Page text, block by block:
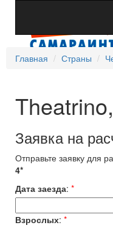
Главная
Страны
Заявка на
Отправьте заявку для
4*
Дата заезда: *
Взрослых: *